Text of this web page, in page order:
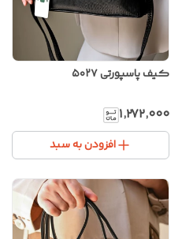
کیف پاسپورتی ۵۰۲۷
۱٬۲۷۲٬۰۰۰
افزودن به سبد